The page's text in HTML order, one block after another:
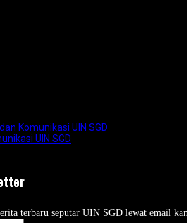
Komunikasi UIN SGD
UIN SGD
terbaru seputar UIN SGD lewat email